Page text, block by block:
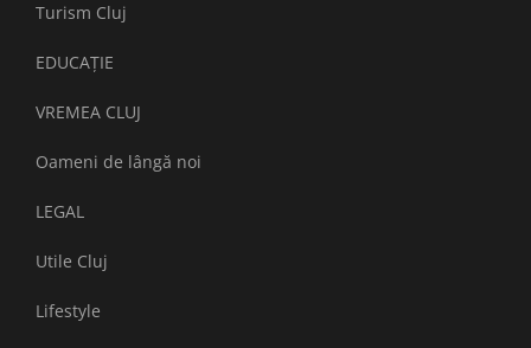
Turism Cluj
EDUCAȚIE
VREMEA CLUJ
Oameni de lângă noi
LEGAL
Utile Cluj
Lifestyle